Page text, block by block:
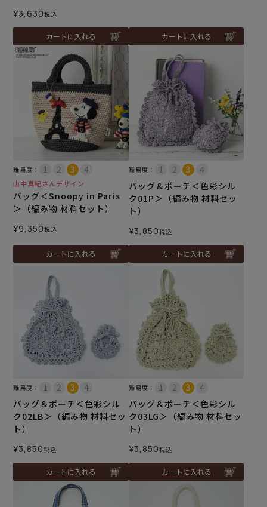
¥3,630税込
カートに入れる カートに入れる
難易度：
山中真紀さんデザイン
バッグ＜Snoopy in Paris
＞（編み物 材料セット）
¥9,350税込
カートに入れる
難易度：
バッグ＆ポーチ＜色彩シル
ク01P＞（編み物 材料セッ
ト）
¥3,850税込
カートに入れる
難易度：
バッグ＆ポーチ＜色彩シル
ク02LB＞（編み物 材料セッ
ト）
¥3,850税込
カートに入れる
難易度：
バッグ＆ポーチ＜色彩シル
ク03LG＞（編み物 材料セッ
ト）
¥3,850税込
カートに入れる